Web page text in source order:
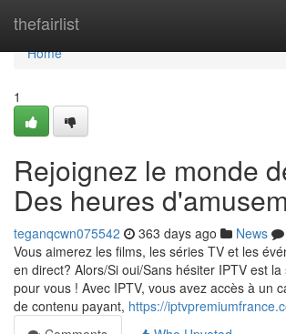
thefairlist
Home
Home
1
Rejoignez le monde
Des heures
teganqcwn075542 363 days ago News
Vous aimerez les films, les séries TV et les
en direct? Alors/Si oui/Sans hésiter IPTV est
pour vous ! Avec IPTV, vous avez accès à un
de contenu payant, https://